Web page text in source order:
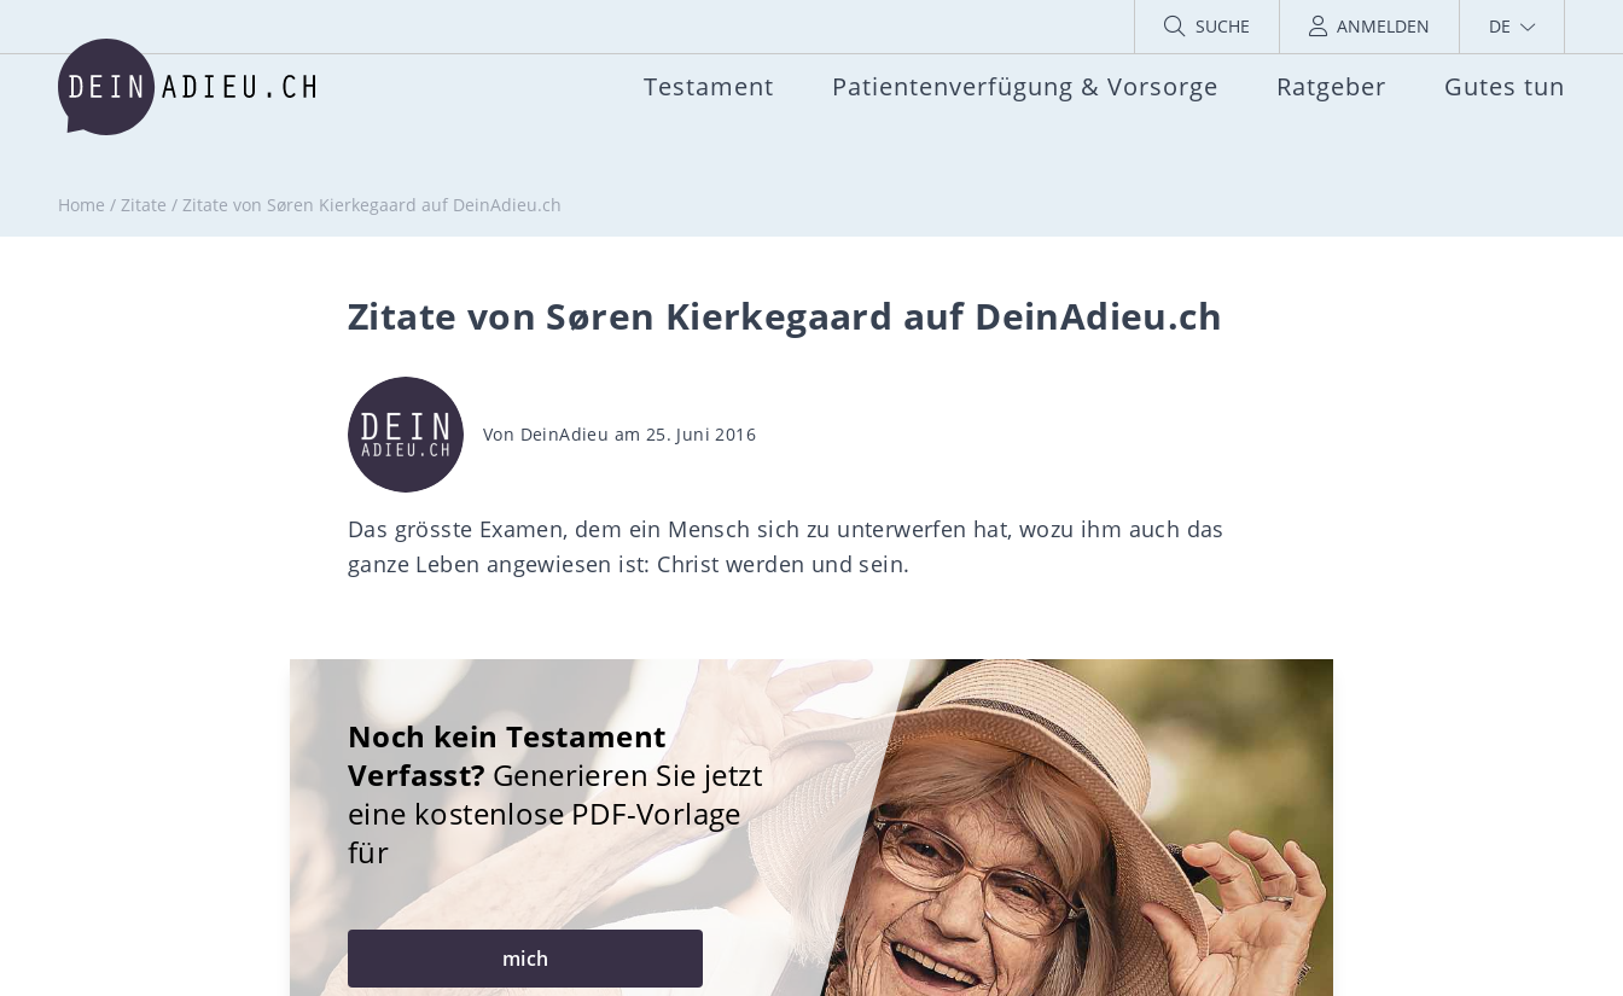
SUCHE ANMELDEN DE
Testament Patientenverfügung & Vorsorge Ratgeber Gutes tun
Home / Zitate / Zitate von Søren Kierkegaard auf DeinAdieu.ch
Zitate von Søren Kierkegaard auf DeinAdieu.ch
Beitragsautor
Von DeinAdieu am 25. Juni 2016
Das grösste Examen, dem ein Mensch sich zu unterwerfen hat, wozu ihm auch das
ganze Leben angewiesen ist: Christ werden und sein.
Noch kein Testament
Verfasst? Generieren Sie jetzt
eine kostenlose PDF-Vorlage
für
mich